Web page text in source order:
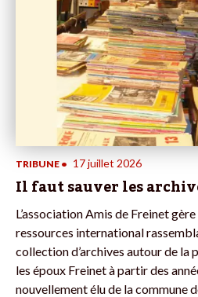
TRIBUNE • 17 juillet 2026
Il faut sauver les
L’association Amis de Freinet
ressources international
collection d’archives autour de la
les époux Freinet à partir des
nouvellement élu de la commune